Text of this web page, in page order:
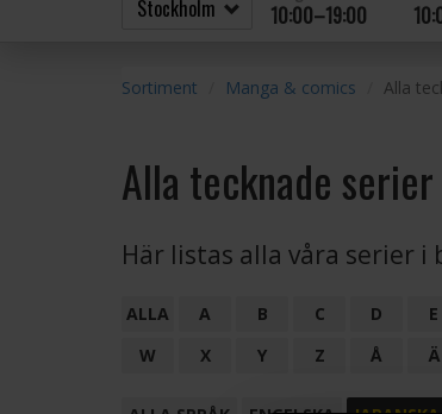
10:00–19:00
Sortiment Manga & comics Alla
Alla tecknade serier
Här listas alla våra serier i
ALLA A B C D E
W
X Y Z Å Ä